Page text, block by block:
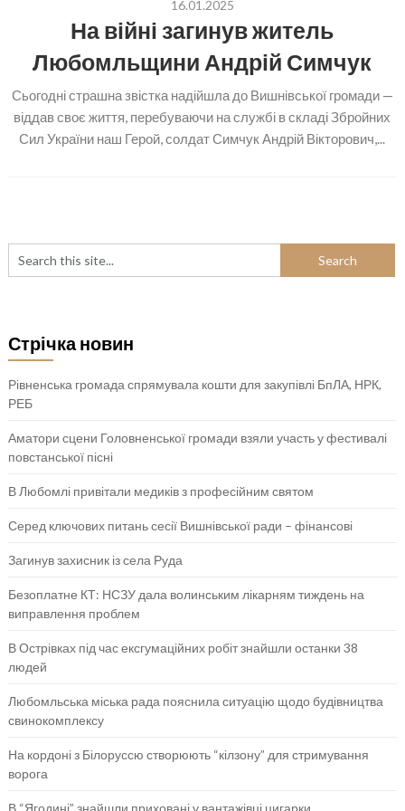
16.01.2025
На війні загинув житель
Любомльщини Андрій Симчук
Сьогодні страшна звістка надійшла до Вишнівської громади —
віддав своє життя, перебуваючи на службі в складі Збройних
Сил України наш Герой, солдат Симчук Андрій Вікторович,...
Стрічка новин
Рівненська громада спрямувала кошти для закупівлі БпЛА, НРК,
РЕБ
Аматори сцени Головненської громади взяли участь у фестивалі
повстанської пісні
В Любомлі привітали медиків з професійним святом
Серед ключових питань сесії Вишнівської ради – фінансові
Загинув захисник із села Руда
Безоплатне КТ: НСЗУ дала волинським лікарням тиждень на
виправлення проблем
В Острівках під час ексгумаційних робіт знайшли останки 38
людей
Любомльська міська рада пояснила ситуацію щодо будівництва
свинокомплексу
На кордоні з Білоруссю створюють “кілзону” для стримування
ворога
В “Ягодині” знайшли приховані у вантажівці цигарки